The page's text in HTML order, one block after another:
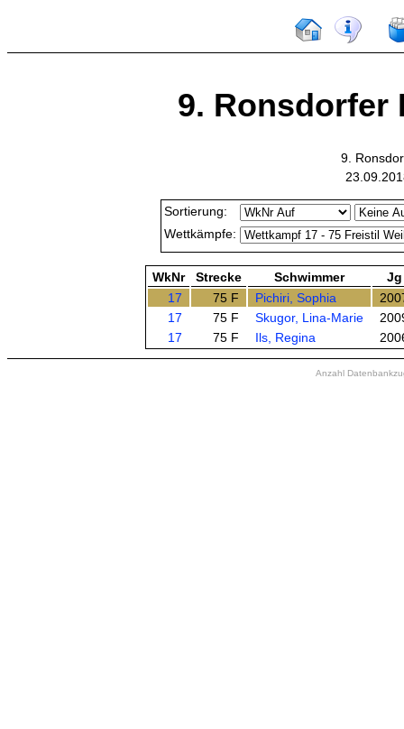
9. Ronsdorfer
9.
Sortierung:
Wettkämpfe:
WkNr Strecke Schwimmer
Jg
17
75 F Pichiri, Sophia
17
75 F Skugor, Lina-Marie
17
75 F Ils, Regina
Anzahl